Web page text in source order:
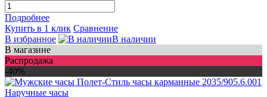
Подробнее
Купить в 1 клик Сравнение
В избранное
В наличии
В магазине
Распродажа
-40%